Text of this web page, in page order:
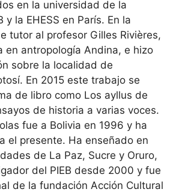
en la universidad de la
y la EHESS en París. En la
tutor al profesor Gilles Rivières,
en antropología Andina, e hizo
sobre la localidad de
En 2015 este trabajo se
de libro como Los ayllus de
de historia a varias voces.
fue a Bolivia en 1996 y ha
el presente. Ha enseñado en
de La Paz, Sucre y Oruro,
del PIEB desde 2000 y fue
de la fundación Acción Cultural